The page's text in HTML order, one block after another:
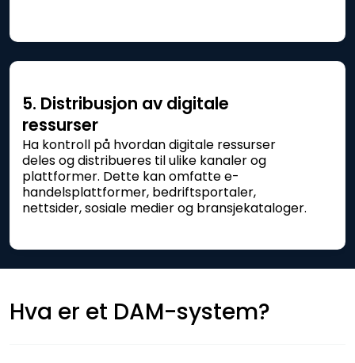
5. Distribusjon av digitale
ressurser
Ha kontroll på hvordan digitale ressurser
deles og distribueres til ulike kanaler og
plattformer. Dette kan omfatte e-
handelsplattformer, bedriftsportaler,
nettsider, sosiale medier og bransjekataloger.
Hva er et DAM-system?